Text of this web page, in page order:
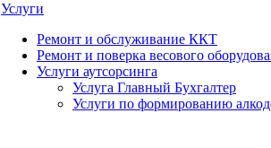
Услуги
Ремонт и обслуживание ККТ
Ремонт и поверка весового
Услуги аутсорсинга
Услуга Главный Бухгалтер
Услуги по формированию